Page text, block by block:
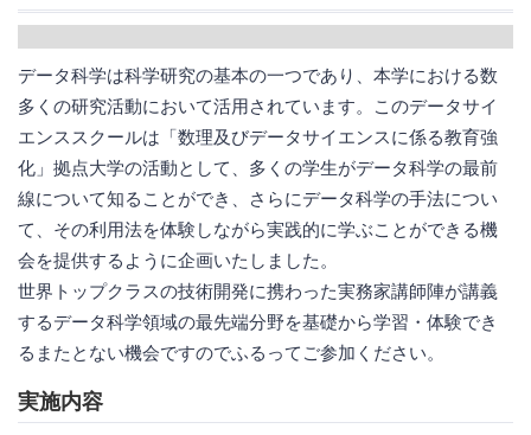
データ科学は科学研究の基本の一つであり、本学における数
多くの研究活動において活用されています。このデータサイ
エンススクールは「数理及びデータサイエンスに係る教育強
化」拠点大学の活動として、多くの学生がデータ科学の最前
線について知ることができ、さらにデータ科学の手法につい
て、その利用法を体験しながら実践的に学ぶことができる機
会を提供するように企画いたしました。
世界トップクラスの技術開発に携わった実務家講師陣が講義
するデータ科学領域の最先端分野を基礎から学習・体験でき
るまたとない機会ですのでふるってご参加ください。
実施内容